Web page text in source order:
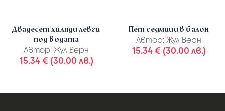
Двадесет хиляди левги
под водата
Автор: Жул Верн
15.34 € (30.00 лв.)
Пет седмици в балон
Автор: Жул Верн
15.34 € (30.00 лв.)